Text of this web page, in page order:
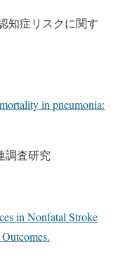
知症リスクに関す
in pneumonia:
調査研究
in Nonfatal Stroke